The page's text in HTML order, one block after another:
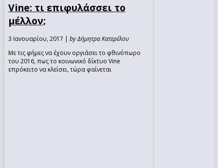
Vine: τι επιφυλάσσει το
μέλλον;
3 Ιανουαρίου, 2017 | by Δήμητρα Κατερέλου
Με τις φήμες να έχουν οργιάσει το φθινόπωρο
του 2016, πως το κοινωνικό δίκτυο Vine
επρόκειτο να κλείσει, τώρα φαίνεται